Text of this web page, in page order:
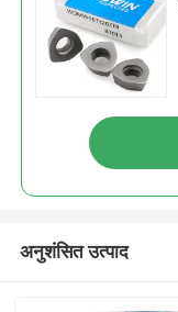
अनुशंसित उत्पाद